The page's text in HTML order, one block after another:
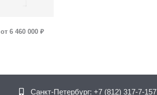
от 6 460 000 ₽
Санкт-Петербург:+7 (812) 317-7-157